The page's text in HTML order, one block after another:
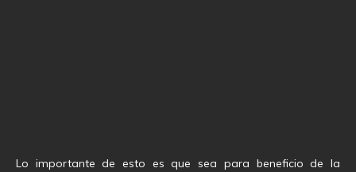
Lo importante de esto es que sea para beneficio de la